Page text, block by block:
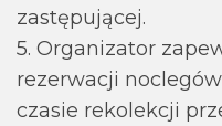
zastępującej.
5. Organizator
rezerwacji
czasie rekolekcji